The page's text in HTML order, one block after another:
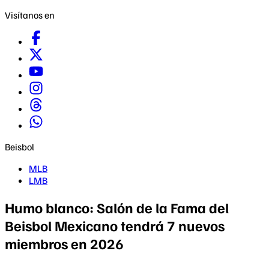
Visítanos en
Beisbol
MLB
LMB
Humo blanco: Salón de la Fama del
Beisbol Mexicano tendrá 7 nuevos
miembros en 2026